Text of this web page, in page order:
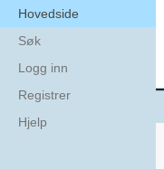
Hovedside
Søk
Logg inn
Registrer
Hjelp